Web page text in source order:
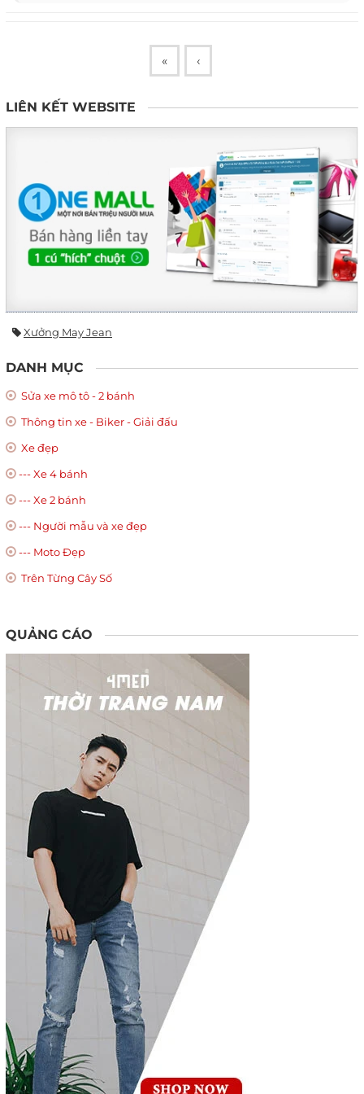
« ‹
LIÊN KẾT WEBSITE
Xưởng May Jean
DANH MỤC
Sửa xe mô tô - 2 bánh
Thông tin xe - Biker - Giải đấu
Xe đẹp
--- Xe 4 bánh
--- Xe 2 bánh
--- Người mẫu và xe đẹp
--- Moto Đẹp
Trên Từng Cây Số
QUẢNG CÁO